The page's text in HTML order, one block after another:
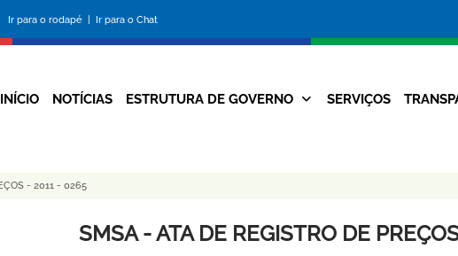
Ir para o rodapé | Ir para o Chat
da
Prefeitura
Navegação
INÍCIO NOTÍCIAS ESTRUTURA DE GOVERNO SERVIÇOS
- 2011 - 0265
SMSA - ATA DE REGISTRO DE